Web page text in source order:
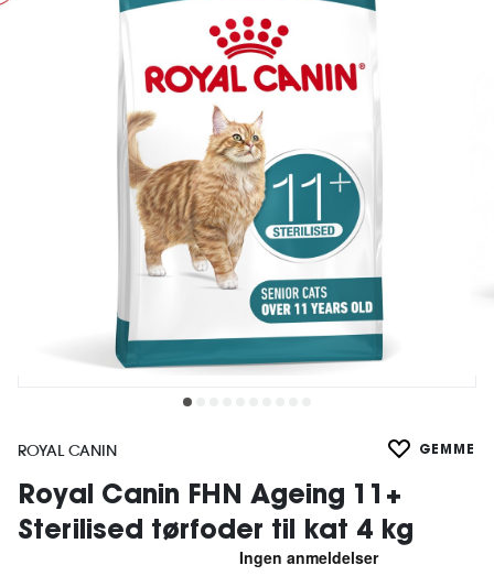
ROYAL CANIN GEMME
Royal Canin FHN Ageing 11+
Sterilised tørfoder til kat 4 kg